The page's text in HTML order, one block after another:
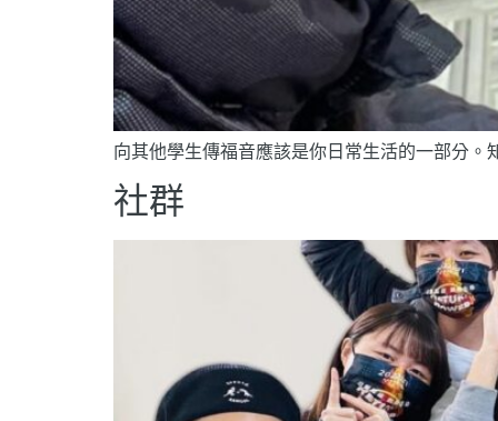
向其他學生傳福音應該是你日常生活的一部分
社群